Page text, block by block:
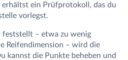
erhältst ein Prüfprotokoll, das du
vorlegst.
– etwa zu wenig
Reifendimension – wird die
kannst die Punkte beheben und